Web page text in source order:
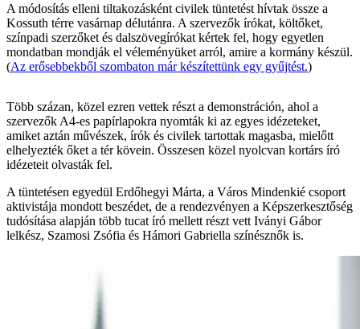
A módosítás elleni tiltakozásként civilek tüntetést hívtak össze a
Kossuth térre vasárnap délutánra. A szervezők írókat, költőket,
színpadi szerzőket és dalszövegírókat kértek fel, hogy egyetlen
mondatban mondják el véleményüket arról, amire a kormány készül.
(Az erősebbekből szombaton már készítettünk egy gyűjtést.)
Több százan, közel ezren vettek részt a demonstráción, ahol a
szervezők A4-es papírlapokra nyomták ki az egyes idézeteket,
amiket aztán művészek, írók és civilek tartottak magasba, mielőtt
elhelyezték őket a tér kövein. Összesen közel nyolcvan kortárs író
idézeteit olvasták fel.
A tüntetésen egyedül Erdőhegyi Márta, a Város Mindenkié csoport
aktivistája mondott beszédet, de a rendezvényen a Képszerkesztőség
tudósítása alapján több tucat író mellett részt vett Iványi Gábor
lelkész, Szamosi Zsófia és Hámori Gabriella színésznők is.